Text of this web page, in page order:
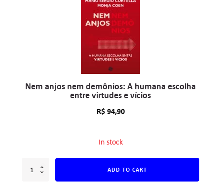
Nem anjos nem demônios: A humana escolha
entre virtudes e vícios
R$94,90
In stock
ADD TO CART